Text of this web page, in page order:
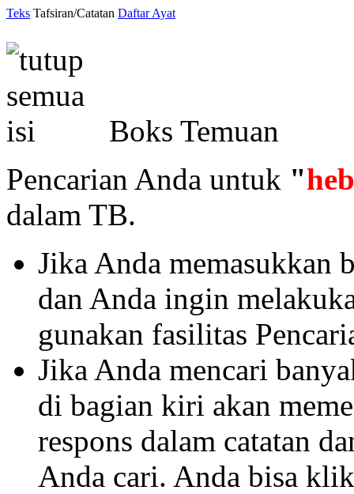
Teks Tafsiran/Catatan Daftar Ayat
Boks Temuan
Pencarian Anda untuk "
dalam TB.
Jika Anda memasukkan
dan Anda ingin
gunakan fasilitas
Jika Anda mencari
di bagian kiri akan
respons dalam catatan
Anda cari. Anda bisa